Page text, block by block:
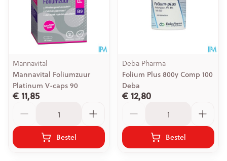
Mannavital
Mannavital Foliumzuur
Platinum V-caps 90
€ 11,85
Bestel
Deba Pharma
Folium Plus 800y Comp 100
Deba
€ 12,80
Bestel